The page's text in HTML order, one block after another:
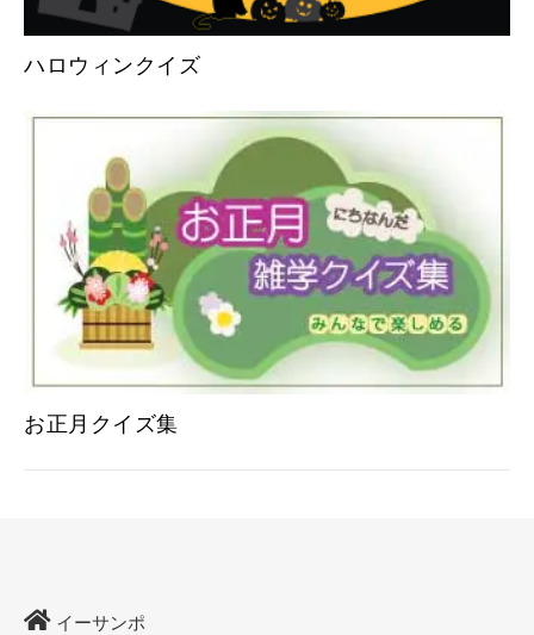
ハロウィンクイズ
お正月クイズ集
イーサンポ